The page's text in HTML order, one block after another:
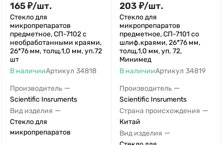
165₽/шт.
Стекло для
микропрепаратов
предметное, СП-7102 с
необработанными краями,
26*76 мм, толщ.1,0 мм, уп.72
шт
В наличииАртикул 34818
Производитель —
Scientific Insruments
Вид изделия —
Стекло для
микропрепаратов
203 ₽/шт.
Стекло для
микропрепаратов
предметное, СП-7101 со
шлиф.краями, 26*76 мм,
толщ.1,0 мм, уп. 72,
Минимед
В наличииАртикул 34819
Производитель —
Scientific Insruments
Страна происхождения —
Китай
Вид изделия —